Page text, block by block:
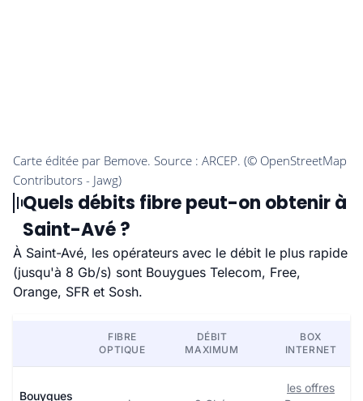
Quels débits fibre peut-on obtenir à
Saint-Avé ?
À Saint-Avé, les opérateurs avec le débit le plus rapide
(jusqu'à 8 Gb/s) sont Bouygues Telecom, Free,
Orange, SFR et Sosh.
FIBRE
OPTIQUE
DÉBIT
MAXIMUM
BOX
INTERNET
Bouygues
les offres